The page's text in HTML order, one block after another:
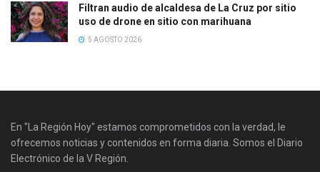
Filtran audio de alcaldesa de La Cruz por sitio
uso de drone en sitio con marihuana
5 AGOSTO 2026
En "La Región Hoy" estamos comprometidos con la verdad, le
ofrecemos noticias y contenidos en forma diaria. Somos el Diario
Electrónico de la V Región.